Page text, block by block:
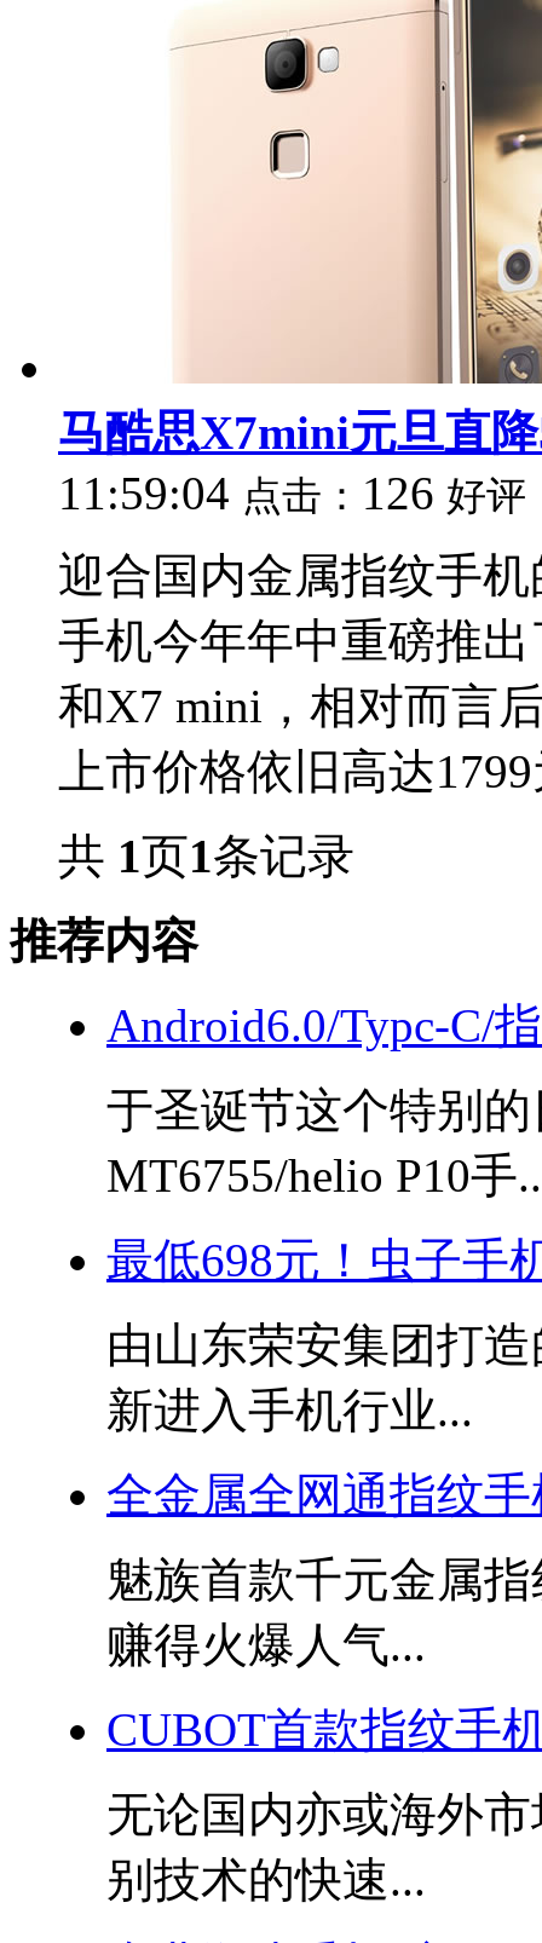
马酷思X7mini元旦直
11:59:04 点击： 126 好评
迎合国内金属指纹手
手机今年年中重磅推
和X7 mini，相对而言
上市价格依旧高达
共 1页1条记录
推荐内容
Android6.0/Typc-C/
于圣诞节这个特别
MT6755/helio P10手
最低698元！虫子手
由山东荣安集团打
新进入手机行业...
全金属全网通指纹
魅族首款千元金属
赚得火爆人气...
CUBOT首款指纹手
无论国内亦或海外
别技术的快速...